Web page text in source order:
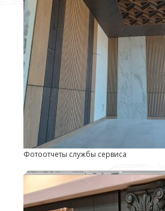
Фотоотчеты службы сервиса